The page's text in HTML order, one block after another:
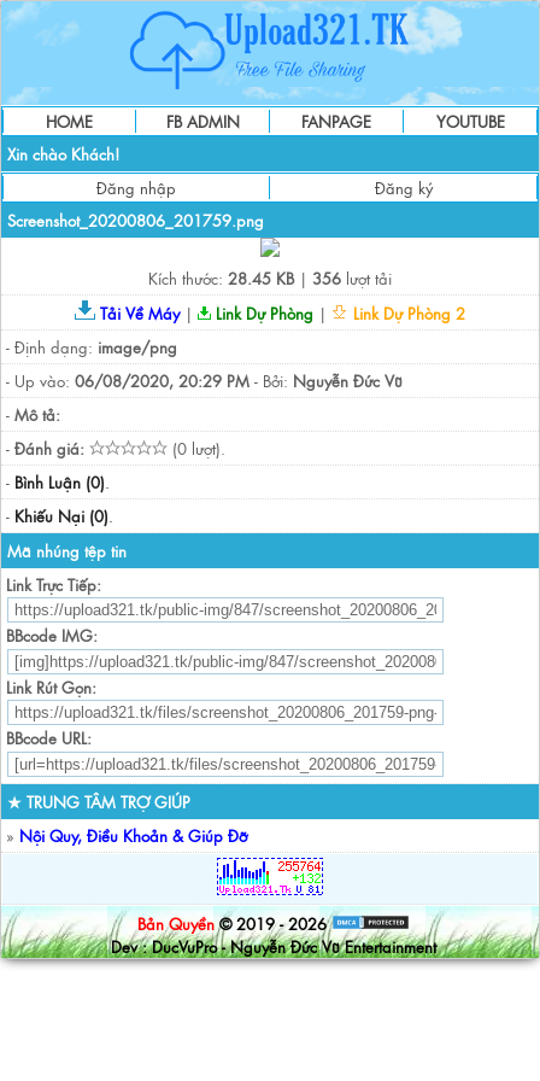
HOME FB ADMIN FANPAGE
YOUTUBE
Xin chào Khách!
Đăng nhập
Đăng ký
Screenshot_20200806_201759.png
Kích thước: 28.45 KB| 356 lượt tải
Tải Về Máy| Link Dự Phòng |
Link Dự Phòng 2
- Định dạng: image/png
- Up vào: 06/08/2020, 20:29 PM - Bởi: Nguyễn Đức Vũ
- Mô tả:
- Đánh giá:
(0 lượt).
- Bình Luận (0).
- Khiếu Nại (0).
Mã nhúng tệp tin
Link Trực Tiếp:
BBcode IMG:
Link Rút Gọn:
BBcode URL:
★ TRUNG TÂM TRỢ GIÚP
» Nội Quy, Điều Khoản & Giúp Đỡ
Bản Quyền © 2019 - 2026
Dev : DucVuPro - Nguyễn Đức Vũ Entertainment